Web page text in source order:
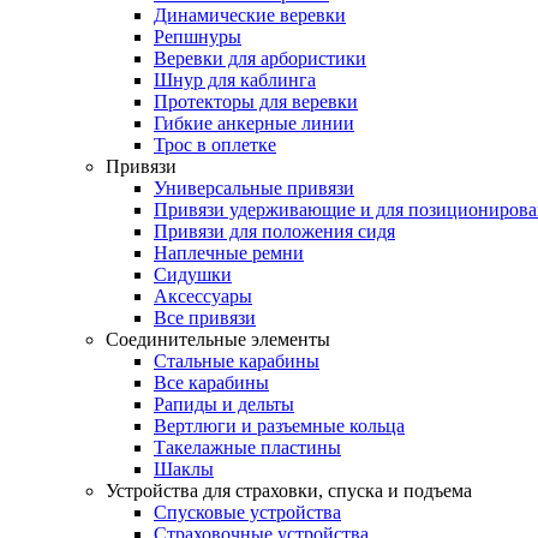
Динамические веревки
Репшнуры
Веревки для арбористики
Шнур для каблинга
Протекторы для веревки
Гибкие анкерные линии
Трос в оплетке
Привязи
Универсальные привязи
Привязи удерживающие и для
Привязи для положения сидя
Наплечные ремни
Сидушки
Аксессуары
Все привязи
Соединительные элементы
Стальные карабины
Все карабины
Рапиды и дельты
Вертлюги и разъемные кольца
Такелажные пластины
Шаклы
Устройства для страховки, спуска и подъема
Спусковые устройства
Страховочные устройства